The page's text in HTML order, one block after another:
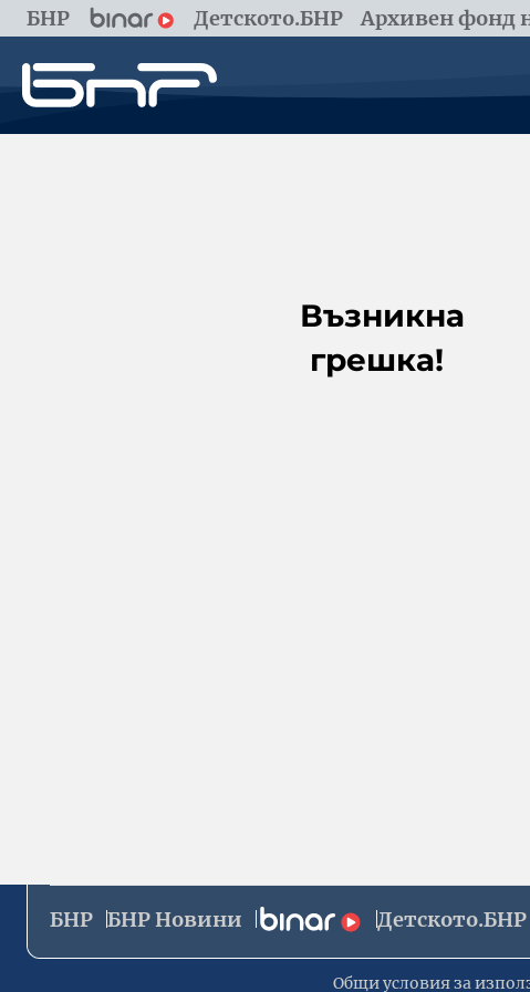
БНР Детското.БНР Архивен фонд
Възникна
грешка!
БНР БНР Новини Детското.БНР
Общи условия за